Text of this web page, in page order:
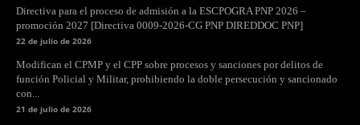
Directiva para el proceso de admisión a la ESCPOGRA PNP 2026 –
promoción 2027 [Directiva 0009-2026-CG PNP DIREDDOC PNP]
22 de julio de 2026
Modifican el CPMP y el CPP sobre procesos y sanciones por delitos de
función Policial y Militar, prohibiendo la doble persecución y sancionado
con...
21 de julio de 2026